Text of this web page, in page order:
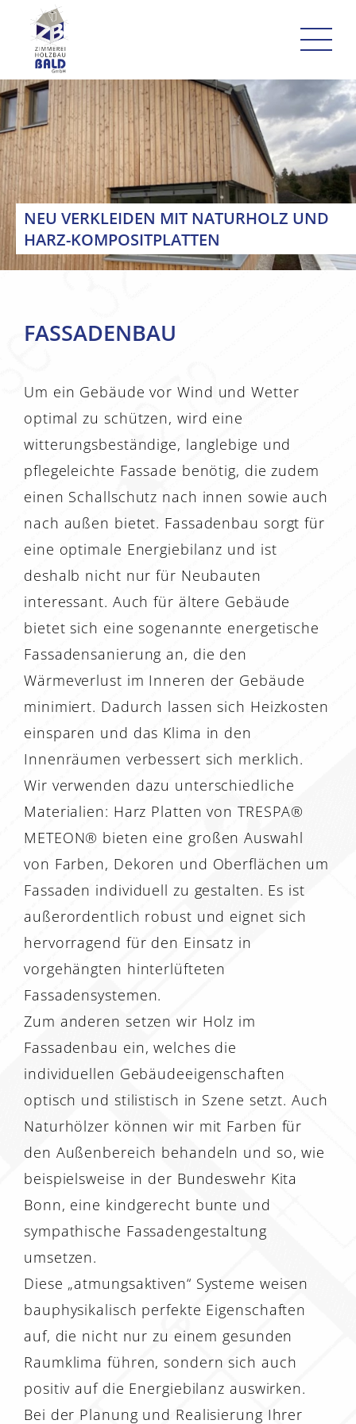
content
NEU VERKLEIDEN MIT NATURHOLZ UND
HARZ-KOMPOSITPLATTEN
FASSADENBAU
Um ein Gebäude vor Wind und Wetter
optimal zu schützen, wird eine
witterungsbeständige, langlebige und
pflegeleichte Fassade benötig, die zudem
einen Schallschutz nach innen sowie auch
nach außen bietet. Fassadenbau sorgt für
eine optimale Energiebilanz und ist
deshalb nicht nur für Neubauten
interessant. Auch für ältere Gebäude
bietet sich eine sogenannte energetische
Fassadensanierung an, die den
Wärmeverlust im Inneren der Gebäude
minimiert. Dadurch lassen sich Heizkosten
einsparen und das Klima in den
Innenräumen verbessert sich merklich.
Wir verwenden dazu unterschiedliche
Materialien: Harz Platten von TRESPA®
METEON® bieten eine großen Auswahl
von Farben, Dekoren und Oberflächen um
Fassaden individuell zu gestalten. Es ist
außerordentlich robust und eignet sich
hervorragend für den Einsatz in
vorgehängten hinterlüfteten
Fassadensystemen.
Zum anderen setzen wir Holz im
Fassadenbau ein, welches die
individuellen Gebäudeeigenschaften
optisch und stilistisch in Szene setzt. Auch
Naturhölzer können wir mit Farben für
den Außenbereich behandeln und so, wie
beispielsweise in der Bundeswehr Kita
Bonn, eine kindgerecht bunte und
sympathische Fassadengestaltung
umsetzen.
Diese „atmungsaktiven“ Systeme weisen
bauphysikalisch perfekte Eigenschaften
auf, die nicht nur zu einem gesunden
Raumklima führen, sondern sich auch
positiv auf die Energiebilanz auswirken.
Bei der Planung und Realisierung Ihrer